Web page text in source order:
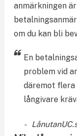
anmärkningen
om du kan bli
En
problem vid
däremot flera
långivare